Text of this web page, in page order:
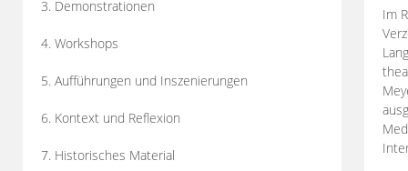
3. Demonstrationen
4. Workshops
5. Aufführungen und Inszenierungen
6. Kontext und Reflexion
7. Historisches Material
Im